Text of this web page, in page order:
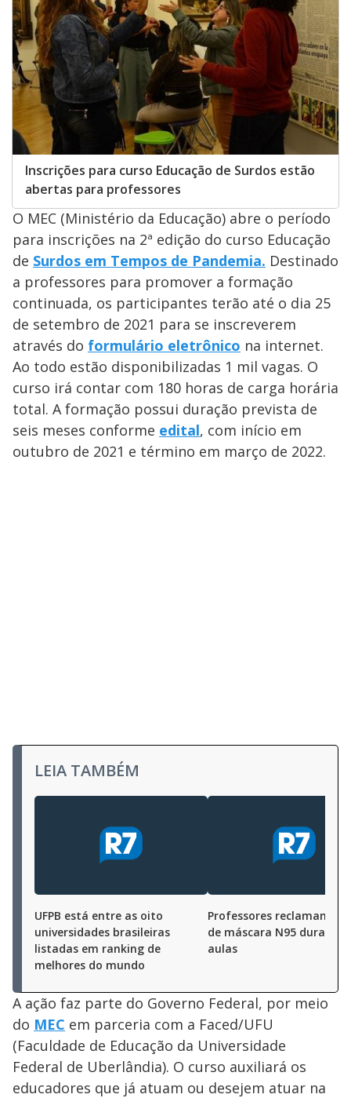
Inscrições para curso Educação de Surdos estão
abertas para professores
O MEC (Ministério da Educação) abre o período
para inscrições na 2ª edição do curso Educação
de Surdos em Tempos de Pandemia. Destinado
a professores para promover a formação
continuada, os participantes terão até o dia 25
de setembro de 2021 para se inscreverem
através do formulário eletrônico na internet.
Ao todo estão disponibilizadas 1 mil vagas. O
curso irá contar com 180 horas de carga horária
total. A formação possui duração prevista de
seis meses conforme edital, com início em
outubro de 2021 e término em março de 2022.
LEIA TAMBÉM
UFPB está entre as oito
universidades brasileiras
listadas em ranking de
melhores do mundo
Professores reclamam do
de máscara N95 durante
aulas
A ação faz parte do Governo Federal, por meio
do MEC em parceria com a Faced/UFU
(Faculdade de Educação da Universidade
Federal de Uberlândia). O curso auxiliará os
educadores que já atuam ou desejem atuar na